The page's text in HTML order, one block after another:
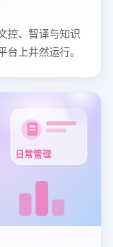
控、智译与知识
上井然运行。
日常管理